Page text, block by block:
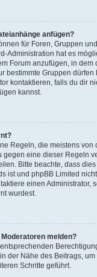
anfügen?
für Foren, Gruppen
Administration hat es
Forum anzufügen, in dem
bestimmte Gruppen
kontaktieren, falls du dir
kannst.
Regeln, die meistens von
gegen eine dieser Regeln
Bitte beachte, dass
ist und phpBB Limited
einen Administrator,
wurdest.
melden?
der Nähe des Beitrags,
Schritte geführt.